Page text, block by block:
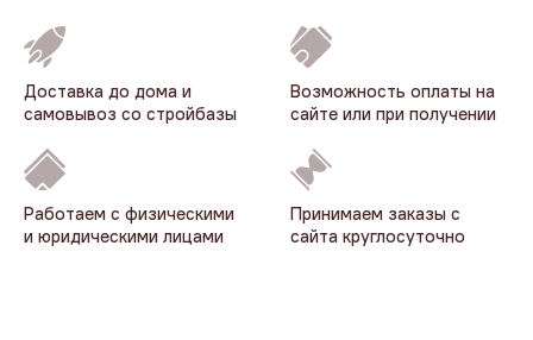
Доставка до дома и
самовывоз со стройбазы
Возможность оплаты на
сайте или при получении
Работаем с физическими
и юридическими лицами
Принимаем заказы с
сайта круглосуточно